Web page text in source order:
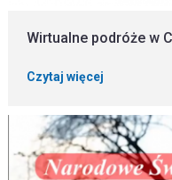
Wirtualne podróże w
Czytaj więcej